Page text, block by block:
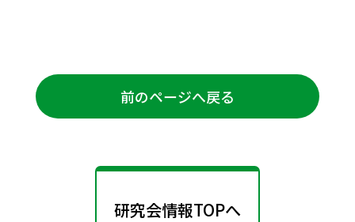
前のページへ戻る
研究会情報TOPへ